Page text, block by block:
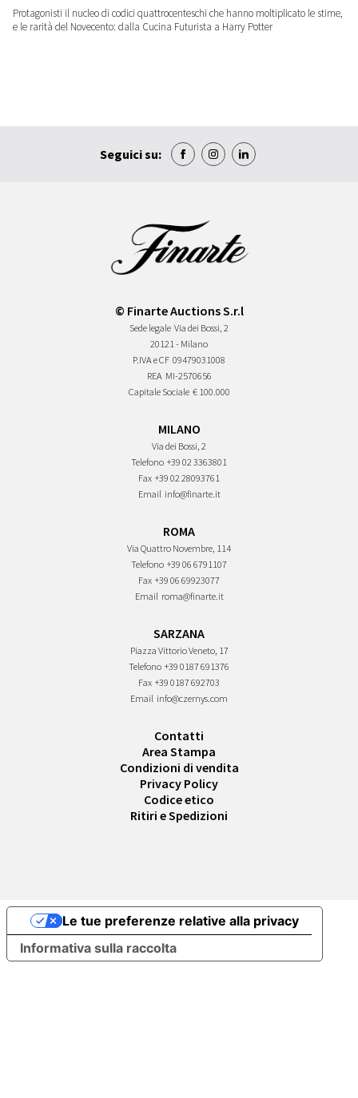
Protagonisti il nucleo di codici quattrocenteschi che hanno moltiplicato le stime,
e le rarità del Novecento: dalla Cucina Futurista a Harry Potter
Seguici su:
© Finarte Auctions S.r.l
Sede legale Via dei Bossi, 2
20121 - Milano
P.IVA e CF 09479031008
REA MI-2570656
Capitale Sociale € 100.000
MILANO
Via dei Bossi, 2
Telefono +39 02 3363801
Fax +39 02 28093761
Email info@finarte.it
ROMA
Via Quattro Novembre, 114
Telefono +39 06 6791107
Fax +39 06 69923077
Email roma@finarte.it
SARZANA
Piazza Vittorio Veneto, 17
Telefono +39 0187 691376
Fax +39 0187 692703
Email info@czernys.com
Contatti
Area Stampa
Condizioni di vendita
Privacy Policy
Codice etico
Ritiri e Spedizioni
Informativa sulla raccolta
Le tue preferenze relative alla privacy